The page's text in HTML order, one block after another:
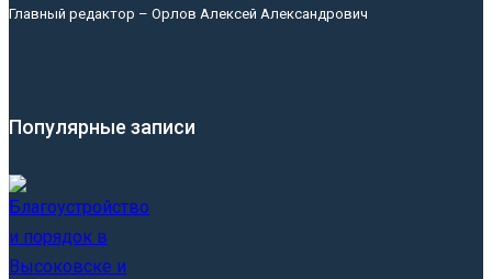
Главный редактор – Орлов Алексей Александрович
Популярные записи